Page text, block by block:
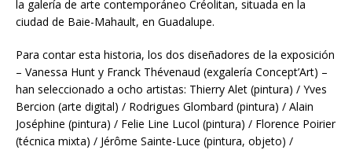
la galería de arte contemporáneo Créolitan, situada en la
ciudad de Baie-Mahault, en Guadalupe.
Para contar esta historia, los dos diseñadores de la exposición
– Vanessa Hunt y Franck Thévenaud (exgalería Concept’Art) –
han seleccionado a ocho artistas: Thierry Alet (pintura) / Yves
Bercion (arte digital) / Rodrigues Glombard (pintura) / Alain
Joséphine (pintura) / Felie Line Lucol (pintura) / Florence Poirier
(técnica mixta) / Jérôme Sainte-Luce (pintura, objeto) /